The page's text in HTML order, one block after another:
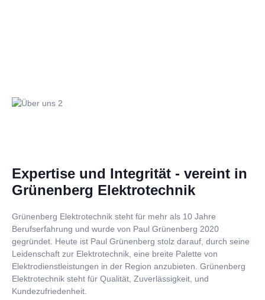
Expertise und Integrität - vereint in
Grünenberg Elektrotechnik
Grünenberg Elektrotechnik steht für mehr als 10 Jahre
Berufserfahrung und wurde von Paul Grünenberg 2020
gegründet. Heute ist Paul Grünenberg stolz darauf, durch seine
Leidenschaft zur Elektrotechnik, eine breite Palette von
Elektrodienstleistungen in der Region anzubieten. Grünenberg
Elektrotechnik steht für Qualität, Zuverlässigkeit, und
Kundezufriedenheit.